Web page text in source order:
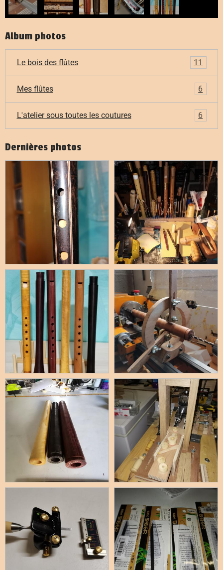
Album photos
Le bois des flûtes 11
Mes flûtes 6
L'atelier sous toutes les coutures 6
Dernières photos